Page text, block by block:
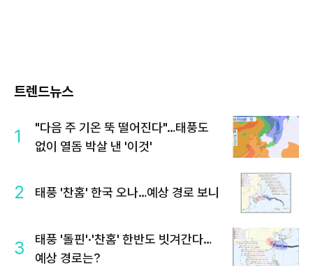
트렌드뉴스
1
"다음 주 기온 뚝 떨어진다"…태풍도
없이 열돔 박살 낸 '이것'
2 태풍 '찬홈' 한국 오나…예상 경로 보니
3
태풍 '돌핀'·'찬홈' 한반도 빗겨간다…
예상 경로는?